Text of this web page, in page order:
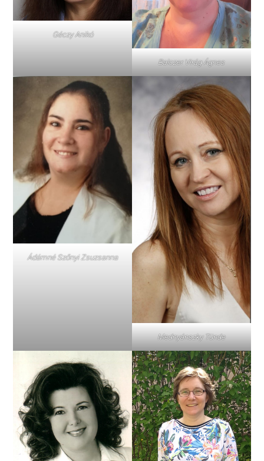
Géczy Anikó
Balczer Virág Ágnes
Ádámné Szőnyi Zsuzsanna
Mednyánszky Tünde